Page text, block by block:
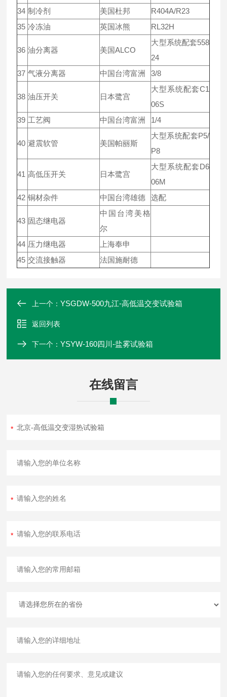
34 制冷剂 美国杜邦
R404A/R23
35 冷冻油 英国冰熊 RL32H
36 油分离器 美国ALCO
大型系统配套558
24
37 气液分离器 中国台湾富洲 3/8
38 油压开关 日本鹭宫
大型系统配套C1
06S
39 工艺阀 中国台湾富洲 1/4
40 避震软管 美国帕丽斯
大型系统配套P5/
P8
41 高低压开关 日本鹭宫
大型系统配套D6
06M
42 铜材杂件 中国台湾雄德 选配
43 固态继电器
中国台湾美格
尔
44 压力继电器
上海奉申
45 交流接触器 法国施耐德
上一个：YSGDW-500九江-高低温交变试验箱
返回列表
下一个：YSYW-160四川-盐雾试验箱
在线留言